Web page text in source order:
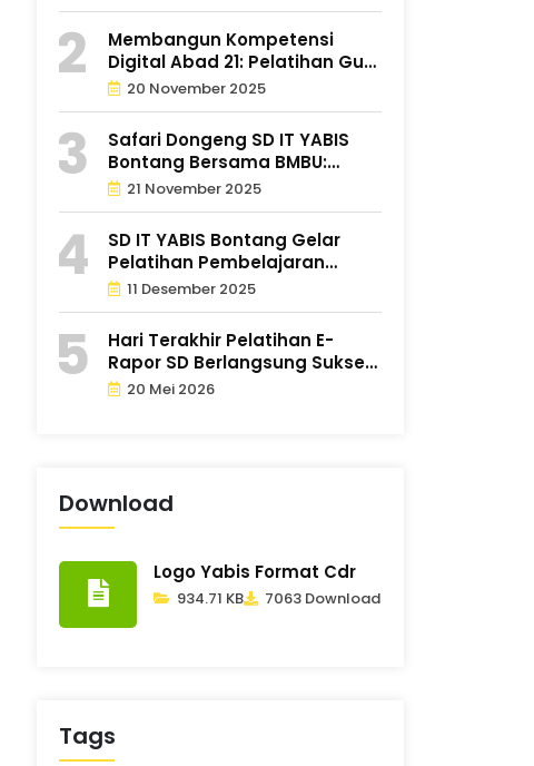
Membangun Kompetensi
Digital Abad 21: Pelatihan Guru
�..20 November 2025
Safari Dongeng SD IT YABIS
Bontang Bersama BMBU:
Tumbuh..
21 November 2025
SD IT YABIS Bontang Gelar
Pelatihan Pembelajaran
Mendal..
11 Desember 2025
Hari Terakhir Pelatihan E-
Rapor SD Berlangsung Sukses
d..20 Mei 2026
Download
Logo Yabis Format Cdr
934.71 KB 7063 Download
Tags